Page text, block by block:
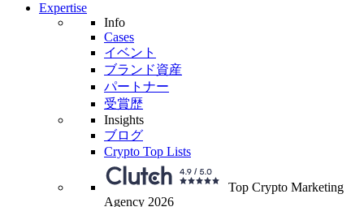
Expertise
Info
Cases
イベント
ブランド資産
パートナー
受賞歴
Insights
ブログ
Crypto Top Lists
Top Crypto Marketing
Agency 2026